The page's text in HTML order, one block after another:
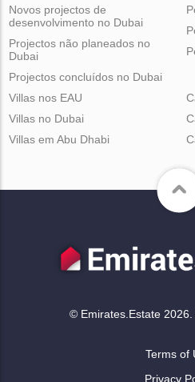
Novos projectos de
desenvolvimento no Dubai
Projectos não planeados no
Dubai
Projectos concluídos no Dubai
Villas nos EAU
Villas no Dubai
Villas em Abu Dhabi
© Emirates.Estate
Terms of
Privacy